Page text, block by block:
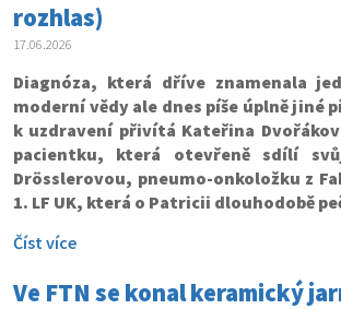
rozhlas)
17.06.2026
Diagnóza, která dříve znamenala
moderní vědy ale dnes píše úplně jiné
k uzdravení přivítá Kateřina
pacientku, která otevřeně sdílí
Drösslerovou, pneumo-onkoložku z
1. LF UK, která o Patricii dlouhodobě
Číst více
Ve FTN se konal keramický